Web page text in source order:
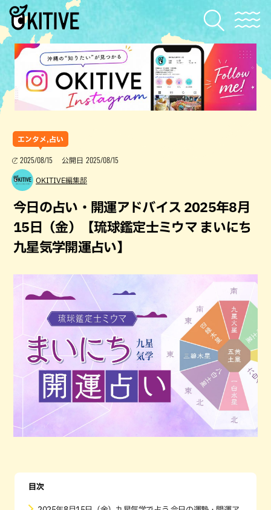
エンタメ,占い
2025/08/15 公開日 2025/08/15
OKITIVE編集部
今日の占い・開運アドバイス 2025年8月
15日（金）【琉球鑑定士ミウマ まいにち
九星気学開運占い】
目次